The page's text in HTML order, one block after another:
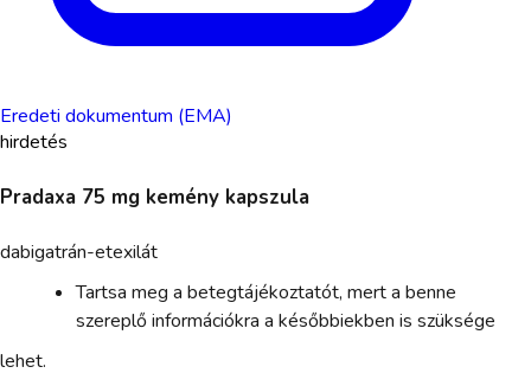
Eredeti dokumentum (EMA)
hirdetés
Pradaxa 75 mg kemény kapszula
dabigatrán-etexilát
Tartsa meg a betegtájékoztatót, mert a benne
szereplő információkra a későbbiekben is szüksége
lehet.